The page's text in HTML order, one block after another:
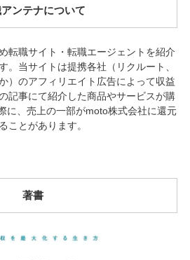
ンテナについて
転職サイト・転職エージェントを紹介
。当サイトは提携各社（リクルート、
）のアフィリエイト広告によって収益
記事にて紹介した商品やサービスが購
に、売上の一部がmoto株式会社に還元
ことがあります。
著書